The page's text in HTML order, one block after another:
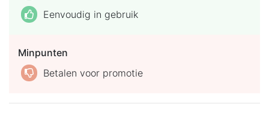
Eenvoudig in gebruik
Minpunten
Betalen voor promotie